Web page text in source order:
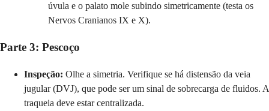
úvula e o palato mole subindo simetricamente (testa os
Nervos Cranianos IX e X).
Parte 3: Pescoço
Inspeção: Olhe a simetria. Verifique se há distensão da veia
jugular (DVJ), que pode ser um sinal de sobrecarga de fluidos. A
traqueia deve estar centralizada.